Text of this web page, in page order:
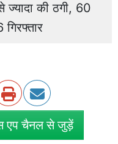
ज्यादा की ठगी, 60
एप चैनल से जुड़ें